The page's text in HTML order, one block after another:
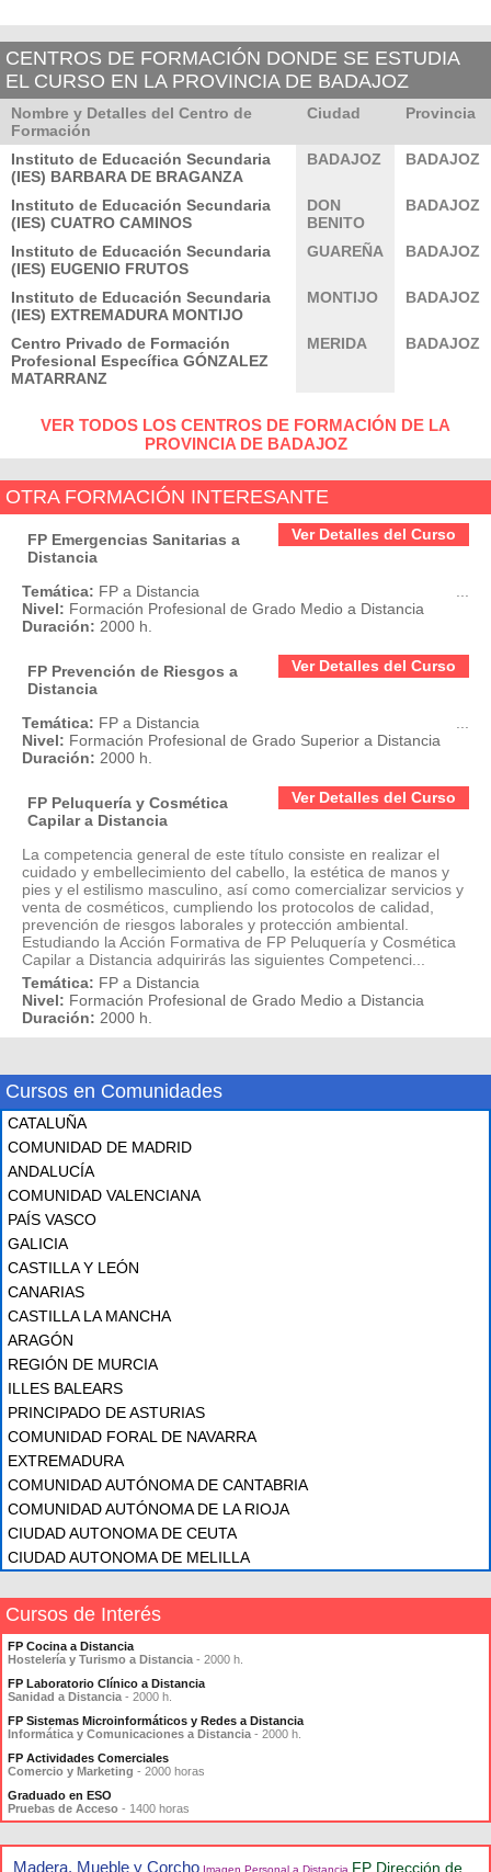
CENTROS DE FORMACIÓN DONDE SE ESTUDIA
EL CURSO EN LA PROVINCIA DE BADAJOZ
Nombre y Detalles del Centro de
Formación
Ciudad Provincia
Instituto de Educación Secundaria
(IES) BARBARA DE BRAGANZA
BADAJOZ BADAJOZ
Instituto de Educación Secundaria
(IES) CUATRO CAMINOS
DON
BENITO
BADAJOZ
Instituto de Educación Secundaria
(IES) EUGENIO FRUTOS
GUAREÑA BADAJOZ
Instituto de Educación Secundaria
(IES) EXTREMADURA MONTIJO
MONTIJO BADAJOZ
Centro Privado de Formación
Profesional Específica GÓNZALEZ
MATARRANZ
MERIDA BADAJOZ
VER TODOS LOS CENTROS DE FORMACIÓN DE LA
PROVINCIA DE BADAJOZ
OTRA FORMACIÓN INTERESANTE
Ver Detalles del Curso
FP Emergencias Sanitarias a
Distancia
Temática: FP a Distancia
Nivel: Formación Profesional de Grado Medio a Distancia
Duración: 2000 h.
Ver Detalles del Curso
FP Prevención de Riesgos a
Distancia
Temática: FP a Distancia
Nivel: Formación Profesional de Grado Superior a Distancia
Duración: 2000 h.
Ver Detalles del Curso
FP Peluquería y Cosmética
Capilar a Distancia
La competencia general de este título consiste en realizar el
cuidado y embellecimiento del cabello, la estética de manos y
pies y el estilismo masculino, así como comercializar servicios y
venta de cosméticos, cumpliendo los protocolos de calidad,
prevención de riesgos laborales y protección ambiental.
Estudiando la Acción Formativa de FP Peluquería y Cosmética
Capilar a Distancia adquirirás las siguientes Competenci...
Temática: FP a Distancia
Nivel: Formación Profesional de Grado Medio a Distancia
Duración: 2000 h.
Cursos en Comunidades
CATALUÑA
COMUNIDAD DE MADRID
ANDALUCÍA
COMUNIDAD VALENCIANA
PAÍS VASCO
GALICIA
CASTILLA Y LEÓN
CANARIAS
CASTILLA LA MANCHA
ARAGÓN
REGIÓN DE MURCIA
ILLES BALEARS
PRINCIPADO DE ASTURIAS
COMUNIDAD FORAL DE NAVARRA
EXTREMADURA
COMUNIDAD AUTÓNOMA DE CANTABRIA
COMUNIDAD AUTÓNOMA DE LA RIOJA
CIUDAD AUTONOMA DE CEUTA
CIUDAD AUTONOMA DE MELILLA
Cursos de Interés
FP Cocina a Distancia
Hostelería y Turismo a Distancia - 2000 h.
FP Laboratorio Clínico a Distancia
Sanidad a Distancia - 2000 h.
FP Sistemas Microinformáticos y Redes a Distancia
Informática y Comunicaciones a Distancia - 2000 h.
FP Actividades Comerciales
Comercio y Marketing - 2000 horas
Graduado en ESO
Pruebas de Acceso - 1400 horas
Madera, Mueble y Corcho Imagen Personal a Distancia FP Dirección de